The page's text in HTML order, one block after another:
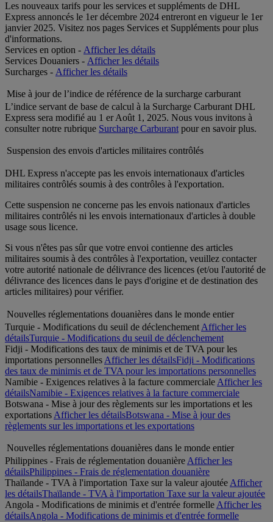
Les nouveaux tarifs pour les services et suppléments de DHL
Express annoncés le 1er décembre 2024 entreront en vigueur le 1er
janvier 2025. Visitez nos pages Services et Suppléments pour plus
d'informations.
Services en option - Afficher les détails
Services Douaniers - Afficher les détails
Surcharges - Afficher les détails
Mise à jour de l’indice de référence de la surcharge carburant
L’indice servant de base de calcul à la Surcharge Carburant DHL
Express sera modifié au 1 er Août 1, 2025. Nous vous invitons à
consulter notre rubrique Surcharge Carburantpour en savoir plus.
Suspension des envois d'articles militaires contrôlés
DHL Express n'accepte pas les envois internationaux d'articles
militaires contrôlés soumis à des contrôles à l'exportation.
Cette suspension ne concerne pas les envois nationaux d'articles
militaires contrôlés ni les envois internationaux d'articles à double
usage sous licence.
Si vous n'êtes pas sûr que votre envoi contienne des articles
militaires soumis à des contrôles à l'exportation, veuillez contacter
votre autorité nationale de délivrance des licences (et/ou l'autorité de
délivrance des licences dans le pays d'origine et de destination des
articles militaires) pour vérifier.
Nouvelles réglementations douanières dans le monde entier
Turquie - Modifications du seuil de déclenchementAfficher les
détailsTurquie - Modifications du seuil de déclenchement
Fidji - Modifications des taux de minimis et de TVA pour les
importations personnellesAfficher les détailsFidji - Modifications
des taux de minimis et de TVA pour les importations personnelles
Namibie - Exigences relatives à la facture commercialeAfficher les
détailsNamibie - Exigences relatives à la facture commerciale
Botswana - Mise à jour des règlements sur les importations et les
exportationsAfficher les détailsBotswana - Mise à jour des
règlements sur les importations et les exportations
Nouvelles réglementations douanières dans le monde entier
Philippines - Frais de réglementation douanièreAfficher les
détailsPhilippines - Frais de réglementation douanière
Thaïlande - TVA à l'importation Taxe sur la valeur ajoutéeAfficher
les détailsThaïlande - TVA à l'importation Taxe sur la valeur ajoutée
Angola - Modifications de minimis et d'entrée formelleAfficher les
détailsAngola - Modifications de minimis et d'entrée formelle